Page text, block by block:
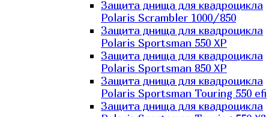
Защита днища для квадроцикла
Polaris Scrambler 1000/850
Защита днища для квадроцикла
Polaris Sportsman 550 XP
Защита днища для квадроцикла
Polaris Sportsman 850 XP
Защита днища для квадроцикла
Polaris Sportsman Touring 550 efi
Защита днища для квадроцикла